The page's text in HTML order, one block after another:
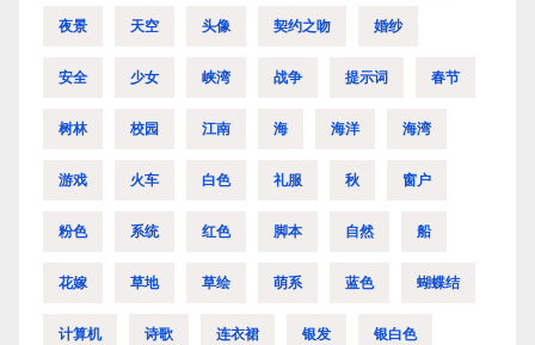
夜景 天空 头像 契约之吻 婚纱
安全 少女 峡湾 战争 提示词 春节
树林 校园 江南 海 海洋 海湾
游戏 火车 白色 礼服 秋 窗户
粉色 系统 红色 脚本 自然 船
花嫁 草地 草绘 萌系 蓝色 蝴蝶结
计算机 诗歌 连衣裙 银发 银白色